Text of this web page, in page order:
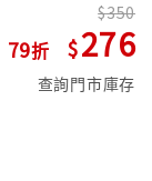
79
350
276
查詢門市庫存